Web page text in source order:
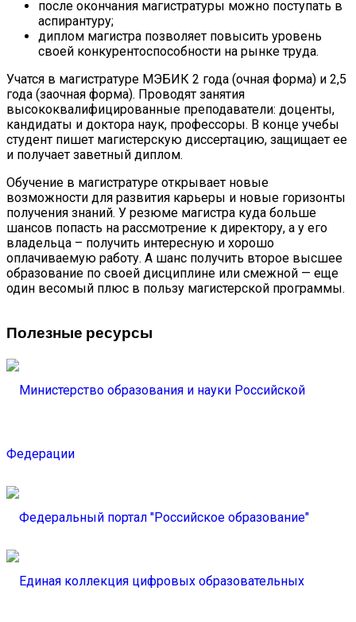
после окончания магистратуры можно поступать в
аспирантуру;
диплом магистра позволяет повысить уровень
своей конкурентоспособности на рынке труда.
Учатся в магистратуре МЭБИК 2 года (очная форма) и 2,5
года (заочная форма). Проводят занятия
высококвалифицированные преподаватели: доценты,
кандидаты и доктора наук, профессоры. В конце учебы
студент пишет магистерскую диссертацию, защищает ее
и получает заветный диплом.
Обучение в магистратуре открывает новые
возможности для развития карьеры и новые горизонты
получения знаний. У резюме магистра куда больше
шансов попасть на рассмотрение к директору, а у его
владельца – получить интересную и хорошо
оплачиваемую работу. А шанс получить второе высшее
образование по своей дисциплине или смежной — еще
один весомый плюс в пользу магистерской программы.
Полезные ресурсы